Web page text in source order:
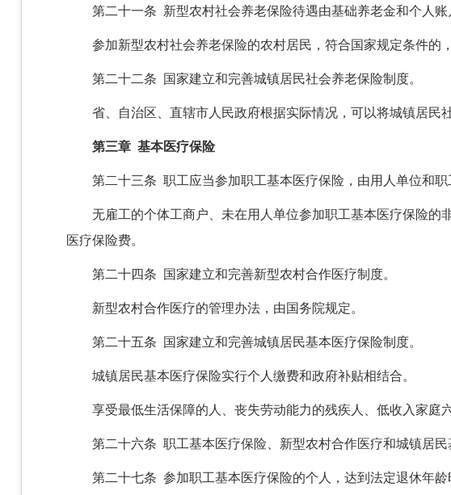
第二十一条 新型农村社会养老保险待遇由基础养老金和个人账
参加新型农村社会养老保险的农村居民，符合国家规定条件的
第二十二条 国家建立和完善城镇居民社会养老保险制度。
省、自治区、直辖市人民政府根据实际情况，可以将城镇居民
第三章 基本医疗保险
第二十三条 职工应当参加职工基本医疗保险，由用人单位和职
无雇工的个体工商户、未在用人单位参加职工基本医疗保险
医疗保险费。
第二十四条 国家建立和完善新型农村合作医疗制度。
新型农村合作医疗的管理办法，由国务院规定。
第二十五条 国家建立和完善城镇居民基本医疗保险制度。
城镇居民基本医疗保险实行个人缴费和政府补贴相结合。
享受最低生活保障的人、丧失劳动能力的残疾人、低收入家庭
第二十六条 职工基本医疗保险、新型农村合作医疗和城镇居民
第二十七条 参加职工基本医疗保险的个人，达到法定退休年